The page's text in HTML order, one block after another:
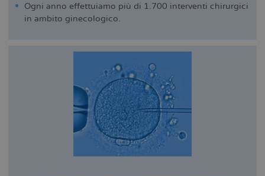
Ogni anno effettuiamo più di 1.700 interventi chirurgici
in ambito ginecologico.